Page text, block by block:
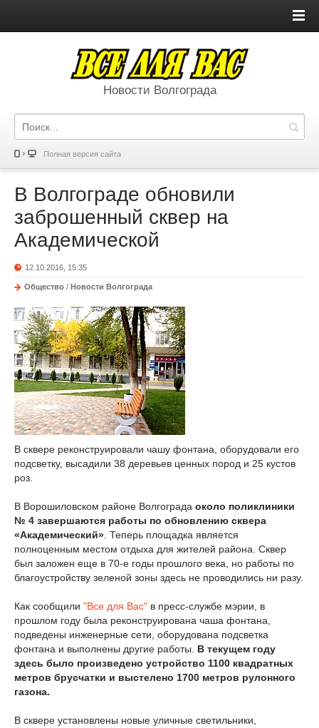
Новости Волгограда
Полная версия сайта
В Волгограде обновили
заброшенный сквер на
Академической
12.10.2016, 15:35
Общество / Новости Волгограда
В сквере реконструировали чашу фонтана, оборудовали его
подсветку, высадили 38 деревьев ценных пород и 25 кустов
роз.
В Ворошиловском районе Волгограда около поликлиники
№ 4 завершаются работы по обновлению сквера
«Академический» . Теперь площадка является
полноценным местом отдыха для жителей района. Сквер
был заложен еще в 70-е годы прошлого века, но работы по
благоустройству зеленой зоны здесь не проводились ни разу.
Как сообщили "Все для Вас" в пресс-службе мэрии, в
прошлом году была реконструирована чаша фонтана,
подведены инженерные сети, оборудована подсветка
фонтана и выполнены другие работы.
В текущем году
здесь было произведено устройство 1100 квадратных
метров брусчатки и выстелено 1700 метров рулонного
газона.
В сквере установлены новые уличные светильники,